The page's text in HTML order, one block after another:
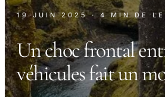
19 JUIN 2025 · 4 MIN DE
Un choc frontal
véhicules fait un